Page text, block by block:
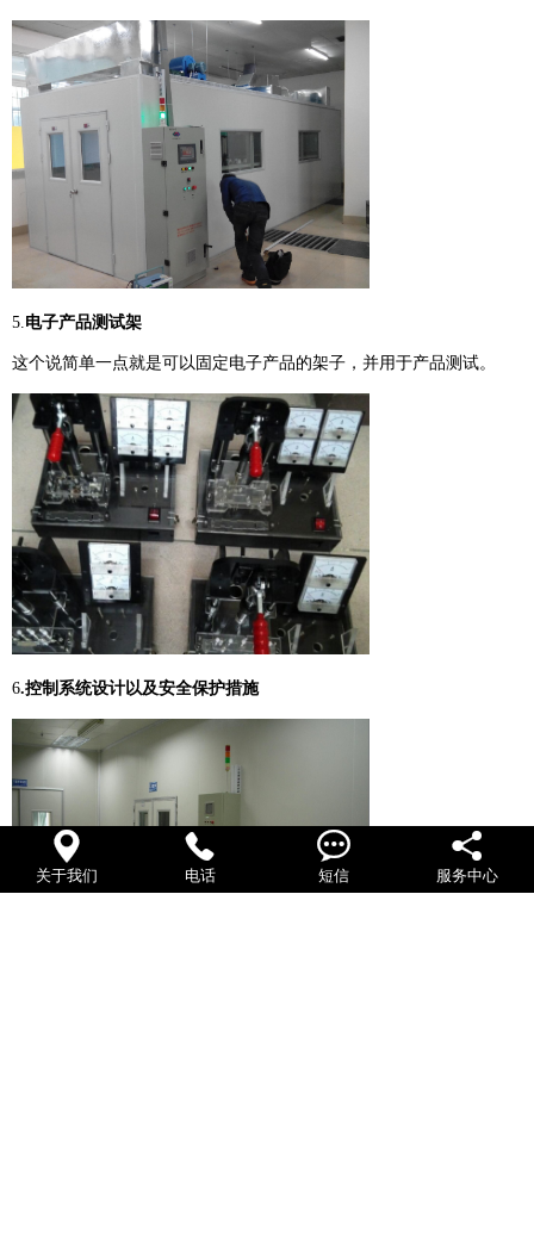
5. 电子产品测试架
这个说简单一点就是可以固定电子产品的架子，并用于产品测试。
6.控制系统设计以及安全保护措施

关于我们

电话

短信

服务中心